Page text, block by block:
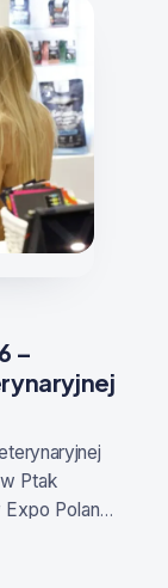
–
j
w Ptak
Poland